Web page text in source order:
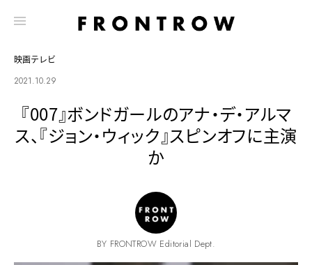
映画テレビ
2021.10.29
『007』ボンドガールのアナ・デ・アルマ
ス、『ジョン・ウィック』スピンオフに主演
か
BY FRONTROW Editorial Dept.